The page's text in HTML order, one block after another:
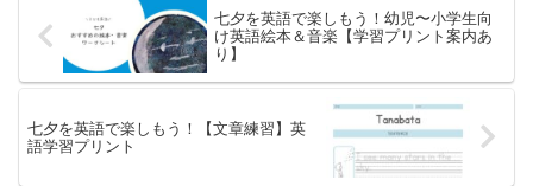
七夕を英語で楽しもう！幼児〜小学生向
け英語絵本＆音楽【学習プリント案内あ
り】
七夕を英語で楽しもう！【文章練習】英
語学習プリント